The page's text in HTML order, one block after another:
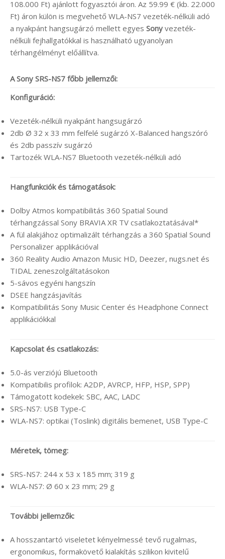
108.000 Ft) ajánlott fogyasztói áron. Az 59.99 € (kb. 22.000
Ft) áron külön is megvehető WLA-NS7 vezeték-nélküli adó
a nyakpánt hangsugárzó mellett egyes Sony vezeték-
nélküli fejhallgatókkal is használható ugyanolyan
térhangélményt előállítva.
A Sony SRS-NS7 főbb jellemzői:
Konfiguráció:
Vezeték-nélküli nyakpánt hangsugárzó
2db Ø 32 x 33 mm felfelé sugárzó X-Balanced hangszóró
és 2db passzív sugárzó
Tartozék WLA-NS7 Bluetooth vezeték-nélküli adó
Hangfunkciók és támogatások:
Dolby Atmos kompatibilitás 360 Spatial Sound
térhangzással Sony BRAVIA XR TV csatlakoztatásával*
A fül alakjához optimalizált térhangzás a 360 Spatial Sound
Personalizer applikációval
360 Reality Audio Amazon Music HD, Deezer, nugs.net és
TIDAL zeneszolgáltatásokon
5-sávos egyéni hangszín
DSEE hangzásjavítás
Kompatibilitás Sony Music Center és Headphone Connect
applikációkkal
Kapcsolat és csatlakozás:
5.0-ás verziójú Bluetooth
Kompatibilis profilok: A2DP, AVRCP, HFP, HSP, SPP)
Támogatott kodekek: SBC, AAC, LADC
SRS-NS7: USB Type-C
WLA-NS7: optikai (Toslink) digitális bemenet, USB Type-C
Méretek, tömeg:
SRS-NS7: 244 x 53 x 185 mm; 319 g
WLA-NS7: Ø 60 x 23 mm; 29 g
További jellemzők:
A hosszantartó viseletet kényelmessé tevő rugalmas,
ergonomikus, formakövető kialakítás szilikon kivitelű